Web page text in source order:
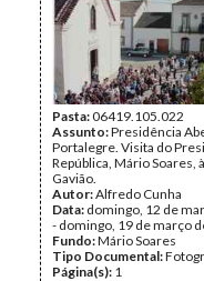
Pasta:06419.105.022
Assunto:Presidência
Portalegre. Visita do
República, Mário Soares,
Gavião.
Autor:Alfredo Cunha
Data: domingo, 12 de
- domingo, 19 de março
Fundo:Mário Soares
Tipo Documental:
Página(s): 1